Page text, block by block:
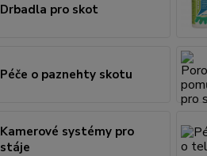
Drbadla pro skot
Péče o paznehty skotu
Kamerové systémy pro
stáje